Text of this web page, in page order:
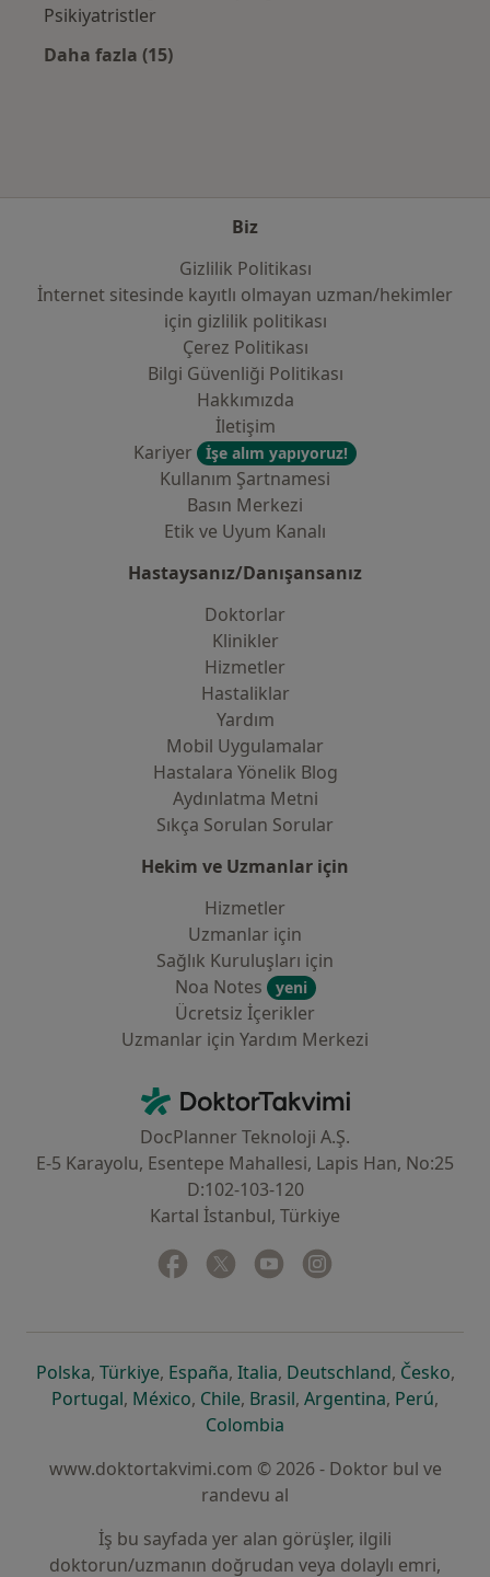
Psikiyatristler
Daha fazla (15)
Biz
Gizlilik Politikası
İnternet sitesinde kayıtlı olmayan uzman/hekimler
i̇çin gizlilik politikası
Çerez Politikası
Bilgi Güvenliği Politikası
Hakkımızda
İletişim
Kariyer
İşe alım yapıyoruz!
Kullanım Şartnamesi
Basın Merkezi
Etik ve Uyum Kanalı
Hastaysanız/Danışansanız
Doktorlar
Klinikler
Hizmetler
Hastaliklar
Yardım
Mobil Uygulamalar
Hastalara Yönelik Blog
Aydınlatma Metni
Sıkça Sorulan Sorular
Hekim ve Uzmanlar için
Hizmetler
Uzmanlar için
Sağlık Kuruluşları için
Noa Notes
yeni
Ücretsiz İçerikler
Uzmanlar için Yardım Merkezi
DoktorTakvimi - Ana Sayfa
DocPlanner Teknoloji A.Ş.
E-5 Karayolu, Esentepe Mahallesi, Lapis Han, No:25
D:102-103-120
Kartal İstanbul, Türkiye
Facebook
yeni bir sekmede açılır
Twitter
yeni bir sekmede açılır
Youtube
yeni bir sekmede açılır
Polskayeni bir sekmede açılır
, Türkiyeyeni bir sekmede açılır
, Españayeni bir sekmede açılır
, Italiayeni bir sekmede açılır
, Deutschlandyeni bir
, Českoyeni
,
Portugalyeni bir sekmede açılır
, Méxicoyeni bir sekmede açılır
, Chileyeni bir sekmede açılır
, Brasilyeni bir sekmede açılır
, Argentinayeni bir
, Perúyeni
,
Colombia
www.doktortakvimi.com © 2026 - Doktor bul ve
randevu al
İş bu sayfada yer alan görüşler, ilgili
doktorun/uzmanın doğrudan veya dolaylı emri,